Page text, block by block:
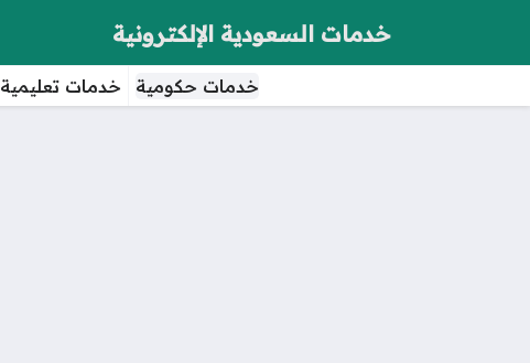
خدمات السعودية الإلكترونية
خدمات حكومية خدمات تعليمية